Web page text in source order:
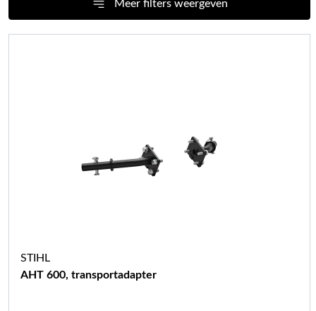
Meer filters weergeven
STIHL
AHT 600, transportadapter